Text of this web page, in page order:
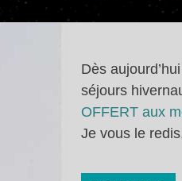
Dès
séjours
OFFERT aux
Je vous le